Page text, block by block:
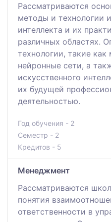
Рассматриваются
методы и технологии
интеллекта и их
различных областях.
технологии, такие
нейронные сети, а
искусственного
их будущей
деятельностью.
Год обучения - 2
Семестр - 2
Кредитов - 5
Менеджмент
Рассматриваются
понятия
ответственности в